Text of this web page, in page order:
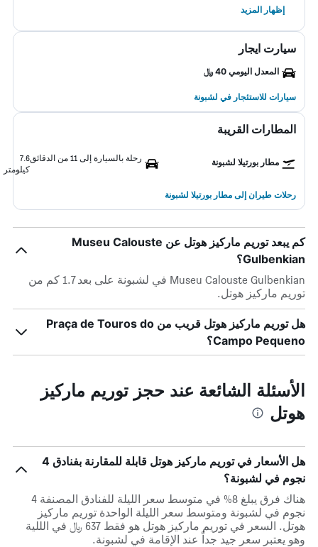
إظهار المزيد
سيارت ايجار
المعدل اليومي 40 ﷼
سيارات للاستئجار في لشبونة
المطارات القريبة
مطار بورتيلا لشبونة رحلة بالسيارة إلى 11 من الدقائق
7.6
كيلومتر
رحلات طيران إلى مطار بورتيلا لشبونة
كم يبعد توريم ماركيز هوتل عن Museu Calouste
Gulbenkian؟
Museu Calouste Gulbenkian في لشبونة على بعد 1.7 كم من
توريم ماركيز هوتل.
هل توريم ماركيز هوتل قريب من Praça de Touros do
Campo Pequeno؟
الأسئلة الشائعة عند حجز توريم ماركيز
هوتل
هل الأسعار في توريم ماركيز هوتل قابلة للمقارنة بفنادق 4
نجوم في لشبونة؟
هناك فرق يبلغ 8% في متوسط ​​سعر الليلة للفنادق المصنفة 4
نجوم في لشبونة ومتوسط ​​سعر الليلة الواحدة توريم ماركيز
هوتل. السعر في توريم ماركيز هوتل هو فقط 637 ﷼ في الللية
وهو يعتبر سعر جيد جداً عند الإقامة في لشبونة.